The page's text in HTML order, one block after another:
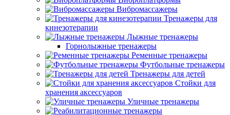
Вибромассажеры
Тренажеры для
кинезотерапии
Лыжные тренажеры
Горнолыжные тренажеры
Ременные тренажеры
Футбольные тренажеры
Тренажеры для детей
Стойки для
хранения аксессуаров
Уличные тренажеры